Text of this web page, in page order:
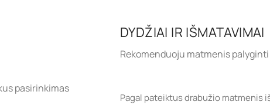
pasirinkimas
DYDŽIAI IR IŠMATAVIMAI
Rekomenduoju matmenis
Pagal pateiktus drabužio matmenis